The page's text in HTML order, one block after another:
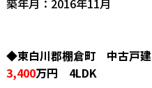
築年月：2016年11月
◆東白川郡棚倉町 中古戸建
3,400万円 4LDK